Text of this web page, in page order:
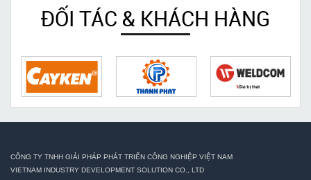
ĐỐI TÁC & KHÁCH HÀNG
CÔNG TY TNHH GIẢI PHÁP PHÁT TRIỂN CÔNG NGHIỆP VIỆT NAM
VIETNAM INDUSTRY DEVELOPMENT SOLUTION CO., LTD